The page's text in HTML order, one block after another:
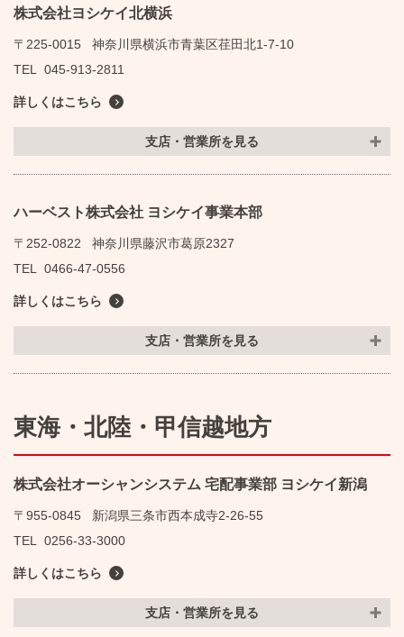
株式会社ヨシケイ北横浜
〒225-0015
神奈川県横浜市青葉区荏田北1-7-10
TEL
045-913-2811
詳しくはこちら
支店・営業所を見る
ハーベスト株式会社 ヨシケイ事業本部
〒252-0822
神奈川県藤沢市葛原2327
TEL
0466-47-0556
詳しくはこちら
支店・営業所を見る
東海・北陸・甲信越地方
株式会社オーシャンシステム 宅配事業部 ヨシケイ新潟
〒955-0845
新潟県三条市西本成寺2-26-55
TEL
0256-33-3000
詳しくはこちら
支店・営業所を見る